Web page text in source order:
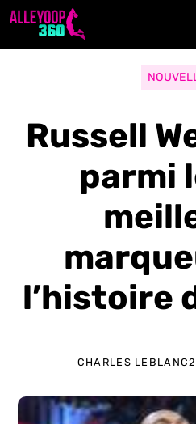
Aller
Russell
parmi
l’histoire
CHARLES LEBLANC